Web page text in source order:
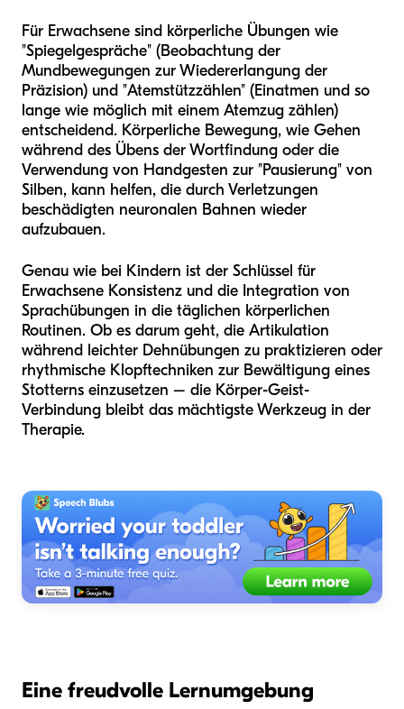
Für Erwachsene sind körperliche Übungen wie
"Spiegelgespräche" (Beobachtung der
Mundbewegungen zur Wiedererlangung der
Präzision) und "Atemstützzählen" (Einatmen und so
lange wie möglich mit einem Atemzug zählen)
entscheidend. Körperliche Bewegung, wie Gehen
während des Übens der Wortfindung oder die
Verwendung von Handgesten zur "Pausierung" von
Silben, kann helfen, die durch Verletzungen
beschädigten neuronalen Bahnen wieder
aufzubauen.
Genau wie bei Kindern ist der Schlüssel für
Erwachsene Konsistenz und die Integration von
Sprachübungen in die täglichen körperlichen
Routinen. Ob es darum geht, die Artikulation
während leichter Dehnübungen zu praktizieren oder
rhythmische Klopftechniken zur Bewältigung eines
Stotterns einzusetzen – die Körper-Geist-
Verbindung bleibt das mächtigste Werkzeug in der
Therapie.
Eine freudvolle Lernumgebung